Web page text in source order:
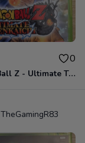
0
Dragon Ball Z - Ultimate Tenkaichi Xbox 360
TheGamingR83